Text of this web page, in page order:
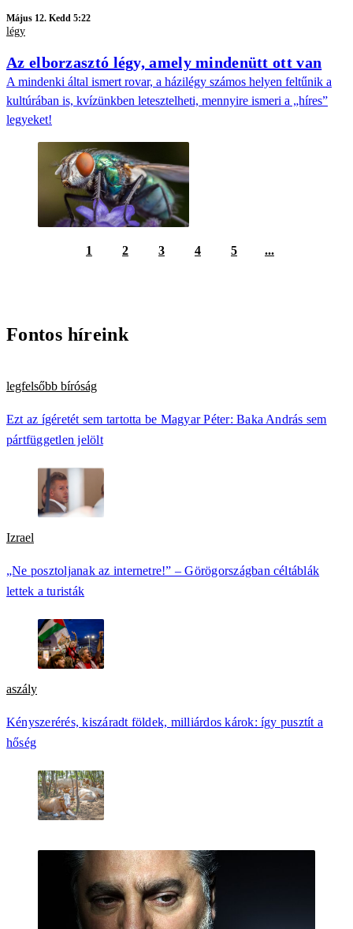
Május 12. Kedd 5:22
légy
Az elborzasztó légy, amely mindenütt ott van
A mindenki által ismert rovar, a házilégy számos helyen feltűnik a
kultúrában is, kvízünkben letesztelheti, mennyire ismeri a „híres”
legyeket!
1 2 3 4 5 ...
Fontos híreink
legfelsőbb bíróság
Ezt az ígéretét sem tartotta be Magyar Péter: Baka András sem
pártfüggetlen jelölt
Izrael
„Ne posztoljanak az internetre!” – Görögországban céltáblák
lettek a turisták
aszály
Kényszerérés, kiszáradt földek, milliárdos károk: így pusztít a
hőség